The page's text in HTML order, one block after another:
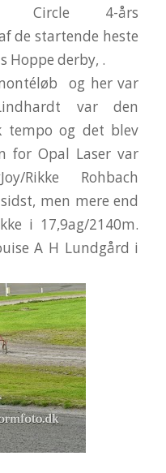
Circle 4-års
de startende heste
Hoppe derby, .
og her var
var den
tempo og det blev
for Opal Laser var
Rikke Rohbach
men mere end
i 17,9ag/2140m.
A H Lundgård i